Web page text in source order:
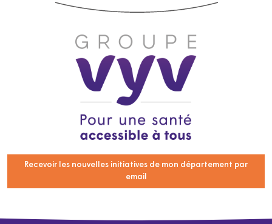
Recevoir les nouvelles initiatives de mon département par
email